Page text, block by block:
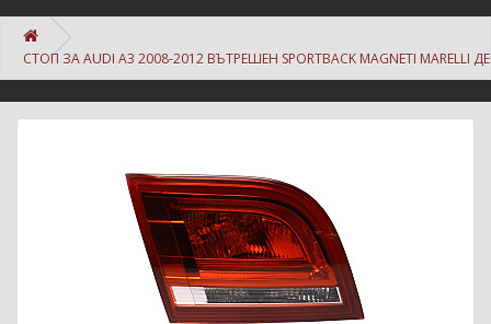
СТОП ЗА AUDI A3 2008-2012 ВЪТРЕШЕН SPORTBACK MAGNETI MARELLI